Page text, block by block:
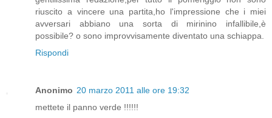
riuscito a vincere una partita,ho l'impressione che i miei
avversari abbiano una sorta di mirinino infallibile,è
possibile? o sono improvvisamente diventato una schiappa.
Rispondi
Anonimo 20 marzo 2011 alle ore 19:32
mettete il panno verde !!!!!!